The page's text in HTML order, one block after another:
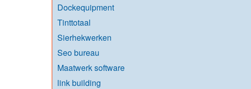
Dockequipment
Tinttotaal
Sierhekwerken
Seo bureau
Maatwerk software
link building